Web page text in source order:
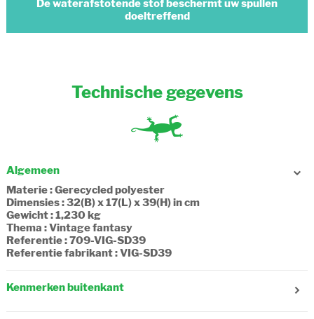
De waterafstotende stof beschermt uw spullen
doeltreffend
Technische gegevens
Algemeen
Materie : Gerecycled polyester
Dimensies : 32(B) x 17(L) x 39(H) in cm
Gewicht : 1,230 kg
Thema : Vintage fantasy
Referentie : 709-VIG-SD39
Referentie fabrikant : VIG-SD39
Kenmerken buitenkant